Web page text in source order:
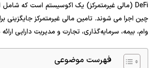
چین اجرا می شوند. تامین مالی غیرمتمرکز جایگزینی
وام، بیمه، سرمایه‌گذاری، تجارت و مدیریت دارایی
فهرست موضوعی